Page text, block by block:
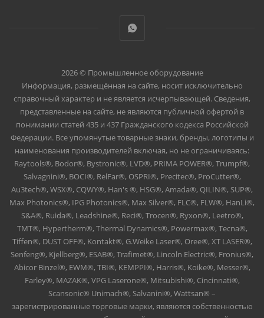
2026 © Промышленное оборудование
Информация, размещённая на сайте, носит исключительно
справочный характер и не является исчерпывающей. Сведения,
представленные на сайте, не являются публичной офертой в
понимании статей 435 и 437 Гражданского кодекса Российской
Федерации. Все упомянутые товарные знаки, бренды, логотипы и
наименования производителей включая, но не ограничиваясь:
Raytools®, Bodor®, Bystronic®, LVD®, PRIMA POWER®, Trumpf®,
Salvagnini®, BOCI®, RelFar®, OSPRI®, Precitec®, ProCutter®,
Au3tech®, WSX®, CQWY®, Han's ®, HSG®, Amada®, QILIN®, SUP®,
Max Photonics®, IPG Photonics®, Max Silver®, FLC®, FLW®, HanLi®,
S&A®, Ruida®, Leadshine®, Reci®, Trocen®, Ryxon®, Leetro®,
TMT®, Hypertherm®, Thermal Dynamics®, Powermax®, Tecna®,
Tiffen®, DUST OFF®, Kontakt®, G.Weike Laser®, Oree®, XT LASER®,
Senfeng®, Kjellberg®, ESAB®, Trafimet®, Lincoln Electric®, Fronius®,
Abicor Binzel®, EWM®, TBI®, KEMPPI®, Harris®, Koike®, Messer®,
Farley®, MAZAK®, VPG Laserone®, Mitsubishi®, Cincinnati®,
Scansonic® Unimach®, Salvanini®, Wattsan® –
зарегистрированные торговые марки, являются собственностью